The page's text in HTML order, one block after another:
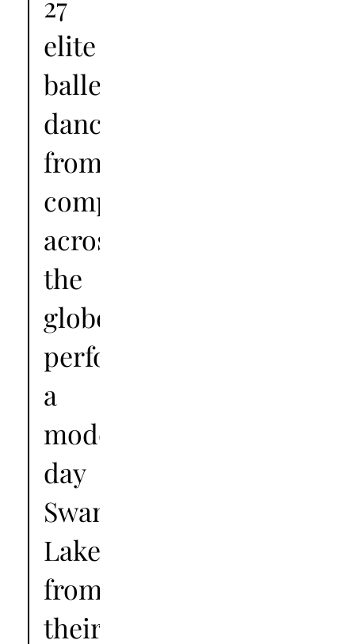
elite
ballet
dancers
from
companies
across
the
globe
perform
a
modern-
day
Swan
Lake
from
their